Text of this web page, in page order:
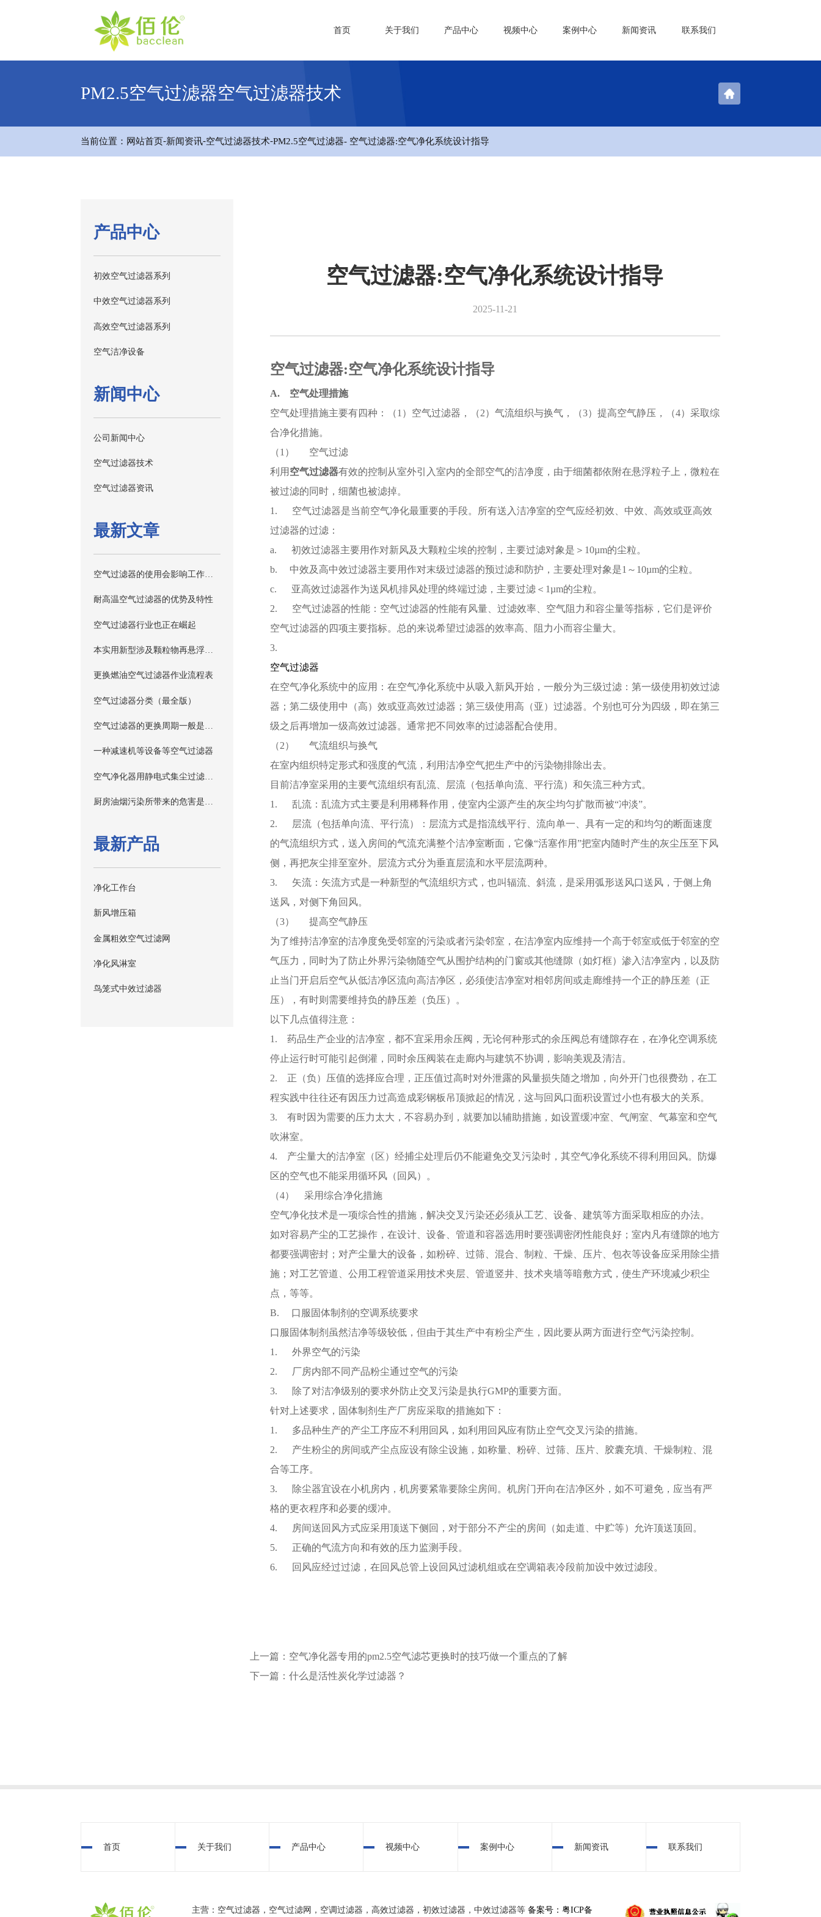
首页 关于我们 产品中心 视频中心 案例中心 新闻资讯 联系我们
PM2.5空气过滤器空气过滤器技术
当前位置： 网站首页-新闻资讯-空气过滤器技术-PM2.5空气过滤器- 空气过滤器:空气净化系统设计指导
产品中心
初效空气过滤器系列
中效空气过滤器系列
高效空气过滤器系列
空气洁净设备
新闻中心
公司新闻中心
空气过滤器技术
空气过滤器资讯
最新文章
空气过滤器的使用会影响工作效率吗？
耐高温空气过滤器的优势及特性
空气过滤器行业也正在崛起
本实用新型涉及颗粒物再悬浮装置领域，尤其是涉及一种颗粒物再悬浮的空气过滤器
更换燃油空气过滤器作业流程表
空气过滤器分类（最全版）
一种减速机等设备等空气过滤器
空气净化器用静电式集尘过滤器行业标准
厨房油烟污染所带来的危害是不能忽视的，这种污染需要如何防制，是否还需要一个空气过滤器来进行过滤吗？
最新产品
净化工作台
新风增压箱
金属粗效空气过滤网
净化风淋室
鸟笼式中效过滤器
空气过滤器:空气净化系统设计指导
2025-11-21
空气过滤器:空气净化系统设计指导
A. 空气处理措施
空气处理措施主要有四种：（1）空气过滤器，（2）气流组织与换气，（3）提高空气静压，（4）采取综
合净化措施。
（1） 空气过滤
利用 空气过滤器有效的控制从室外引入室内的全部空气的洁净度，由于细菌都依附在悬浮粒子上，微粒在
被过滤的同时，细菌也被滤掉。
1. 空气过滤器是当前空气净化最重要的手段。所有送入洁净室的空气应经初效、中效、高效或亚高效
过滤器的过滤：
a. 初效过滤器主要用作对新风及大颗粒尘埃的控制，主要过滤对象是＞10µm的尘粒。
b. 中效及高中效过滤器主要用作对末级过滤器的预过滤和防护，主要处理对象是1～10µm的尘粒。
c. 亚高效过滤器作为送风机排风处理的终端过滤，主要过滤＜1µm的尘粒。
2. 空气过滤器的性能：空气过滤器的性能有风量、过滤效率、空气阻力和容尘量等指标，它们是评价
空气过滤器的四项主要指标。总的来说希望过滤器的效率高、阻力小而容尘量大。
3.
空气过滤器
在空气净化系统中的应用：在空气净化系统中从吸入新风开始，一般分为三级过滤：第一级使用初效过滤
器；第二级使用中（高）效或亚高效过滤器；第三级使用高（亚）过滤器。个别也可分为四级，即在第三
级之后再增加一级高效过滤器。通常把不同效率的过滤器配合使用。
（2） 气流组织与换气
在室内组织特定形式和强度的气流，利用洁净空气把生产中的污染物排除出去。
目前洁净室采用的主要气流组织有乱流、层流（包括单向流、平行流）和矢流三种方式。
1. 乱流：乱流方式主要是利用稀释作用，使室内尘源产生的灰尘均匀扩散而被“冲淡”。
2. 层流（包括单向流、平行流）：层流方式是指流线平行、流向单一、具有一定的和均匀的断面速度
的气流组织方式，送入房间的气流充满整个洁净室断面，它像“活塞作用”把室内随时产生的灰尘压至下风
侧，再把灰尘排至室外。层流方式分为垂直层流和水平层流两种。
3. 矢流：矢流方式是一种新型的气流组织方式，也叫辐流、斜流，是采用弧形送风口送风，于侧上角
送风，对侧下角回风。
（3） 提高空气静压
为了维持洁净室的洁净度免受邻室的污染或者污染邻室，在洁净室内应维持一个高于邻室或低于邻室的空
气压力，同时为了防止外界污染物随空气从围护结构的门窗或其他缝隙（如灯框）渗入洁净室内，以及防
止当门开启后空气从低洁净区流向高洁净区，必须使洁净室对相邻房间或走廊维持一个正的静压差（正
压），有时则需要维持负的静压差（负压）。
以下几点值得注意：
1. 药品生产企业的洁净室，都不宜采用余压阀，无论何种形式的余压阀总有缝隙存在，在净化空调系统
停止运行时可能引起倒灌，同时余压阀装在走廊内与建筑不协调，影响美观及清洁。
2. 正（负）压值的选择应合理，正压值过高时对外泄露的风量损失随之增加，向外开门也很费劲，在工
程实践中往往还有因压力过高造成彩钢板吊顶掀起的情况，这与回风口面积设置过小也有极大的关系。
3. 有时因为需要的压力太大，不容易办到，就要加以辅助措施，如设置缓冲室、气闸室、气幕室和空气
吹淋室。
4. 产尘量大的洁净室（区）经捕尘处理后仍不能避免交叉污染时，其空气净化系统不得利用回风。防爆
区的空气也不能采用循环风（回风）。
（4） 采用综合净化措施
空气净化技术是一项综合性的措施，解决交叉污染还必须从工艺、设备、建筑等方面采取相应的办法。
如对容易产尘的工艺操作，在设计、设备、管道和容器选用时要强调密闭性能良好；室内凡有缝隙的地方
都要强调密封；对产尘量大的设备，如粉碎、过筛、混合、制粒、干燥、压片、包衣等设备应采用除尘措
施；对工艺管道、公用工程管道采用技术夹层、管道竖井、技术夹墙等暗敷方式，使生产环境减少积尘
点，等等。
B. 口服固体制剂的空调系统要求
口服固体制剂虽然洁净等级较低，但由于其生产中有粉尘产生，因此要从两方面进行空气污染控制。
1. 外界空气的污染
2. 厂房内部不同产品粉尘通过空气的污染
3. 除了对洁净级别的要求外防止交叉污染是执行GMP的重要方面。
针对上述要求，固体制剂生产厂房应采取的措施如下：
1. 多品种生产的产尘工序应不利用回风，如利用回风应有防止空气交叉污染的措施。
2. 产生粉尘的房间或产尘点应设有除尘设施，如称量、粉碎、过筛、压片、胶囊充填、干燥制粒、混
合等工序。
3. 除尘器宜设在小机房内，机房要紧靠要除尘房间。机房门开向在洁净区外，如不可避免，应当有严
格的更衣程序和必要的缓冲。
4. 房间送回风方式应采用顶送下侧回，对于部分不产尘的房间（如走道、中贮等）允许顶送顶回。
5. 正确的气流方向和有效的压力监测手段。
6. 回风应经过过滤，在回风总管上设回风过滤机组或在空调箱表冷段前加设中效过滤段。
上一篇：空气净化器专用的pm2.5空气滤芯更换时的技巧做一个重点的了解
下一篇：什么是活性炭化学过滤器？
首页 关于我们 产品中心 视频中心 案例中心 新闻资讯 联系我们
主营：空气过滤器，空气过滤网，空调过滤器，高效过滤器，初效过滤器，中效过滤器等备案号：粤ICP备